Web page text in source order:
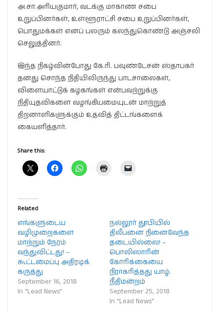
அ.சா.அரியகுமார், வடக்கு மாகாண சபை
உறுப்பினர்கள், உள்ளூராட்சி சபை உறுப்பினர்கள்,
பொதுமக்கள் எனப் பலரும் கலந்துகொண்டு அஞ்சலி
செலுத்தினர்.
இந்த நிகழ்வின்போது கே.ரி. பவுண்டேசன் ஸ்தாபகர்
தனது சொந்த நிதியிலிருந்து பாடசாலைகள்,
விளையாட்டுக் கழகங்கள் என்பவற்றுக்கு
நிதியுதவிகளை வழங்கியமையுடன் மாற்றுத்
திறனாளிகளுக்கும் உதவித் திட்டங்களைக்
கையளித்தார்.
Share this:
Related
எங்களுடைய
வழிமுறைகளை
மாற்றும் நேரம்
வந்துவிட்டது! –
கூட்டமைப்பு அதிரடிக்
கருத்து
September 16, 2018
In "Lead News"
நல்லூர் தூபியில்
திலீபனை நினைவேந்த
தடையில்லை! –
பொலிஸாரின்
கோரிக்கையை
நிராகரித்தது யாழ்.
நீதிமன்றம்
September 25, 2018
In "Lead News"